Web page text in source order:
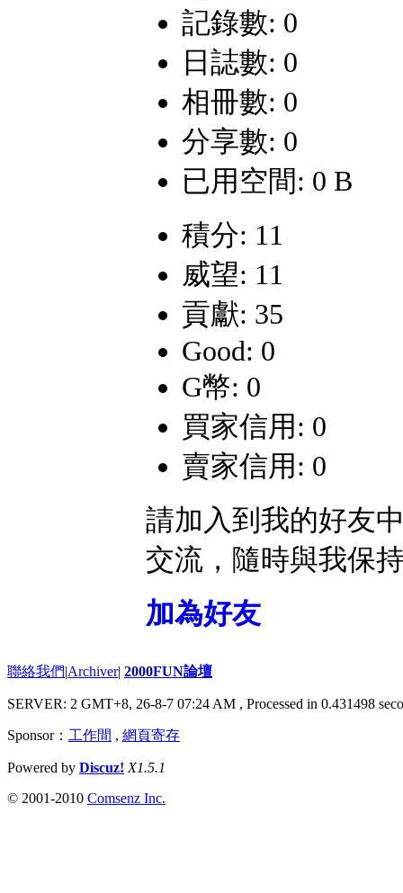
記錄數: 0
日誌數: 0
相冊數: 0
分享數: 0
已用空間: 0 B
積分: 11
威望: 11
貢獻: 35
Good: 0
G幣: 0
買家信用: 0
賣家信用: 0
請加入到我的好友
交流，隨時與我保
加為好友
聯絡我們|Archiver| 2000FUN論壇
SERVER: 2 GMT+8, 26-8-7 07:24 AM , Processed in 0.431498
Sponsor： 工作間 , 網頁寄存
Powered by Discuz! X1.5.1
© 2001-2010 Comsenz Inc.